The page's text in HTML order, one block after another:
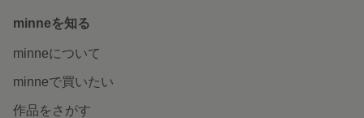
minneを知る
minneについて
minneで買いたい
作品をさがす